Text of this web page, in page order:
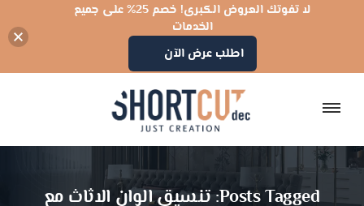
Posts Tagged: تنسيق الوان الاثاث مع
لا تفوتك العروض الكبرى! خصم 25% على جميع
الخدمات
اطلب عرض الآن